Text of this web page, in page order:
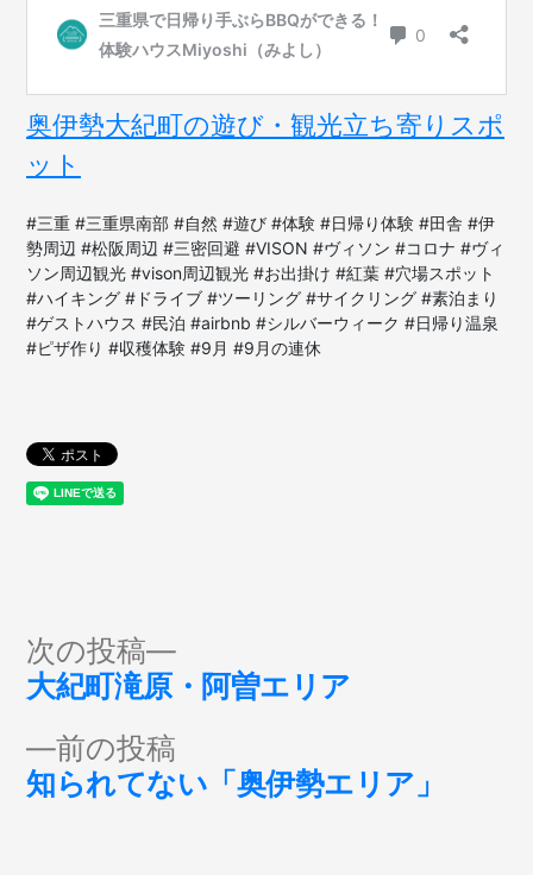
奥伊勢大紀町の遊び・観光立ち寄りスポ
ット
#三重 #三重県南部 #自然 #遊び #体験 #日帰り体験 #田舎 #伊
勢周辺 #松阪周辺 #三密回避 #VISON #ヴィソン #コロナ #ヴィ
ソン周辺観光 #vison周辺観光 #お出掛け #紅葉 #穴場スポット
#ハイキング #ドライブ #ツーリング #サイクリング #素泊まり
#ゲストハウス #民泊 #airbnb #シルバーウィーク #日帰り温泉
#ピザ作り #収穫体験 #9月 #9月の連休
投
ナ
前の投稿
の
知られてない「奥伊勢エリア」
次の投稿
次
の
大紀町滝原・阿曽エリア